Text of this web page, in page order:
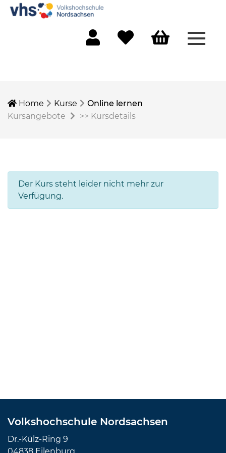
Home Kurse
Online lernen
Kursangebote
>> Kursdetails
Der Kurs steht leider nicht mehr zur
Verfügung.
Volkshochschule Nordsachsen
Dr.-Külz-Ring 9